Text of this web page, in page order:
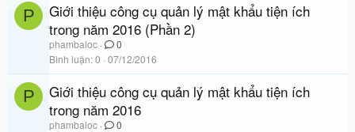
P
Giới thiệu công cụ quản lý mật khẩu tiện ích
trong năm 2016 (Phần 2)
phambaloc
0
Bình luận 0 07/12/2016
P
Giới thiệu công cụ quản lý mật khẩu tiện ích
trong năm 2016
phambaloc
0